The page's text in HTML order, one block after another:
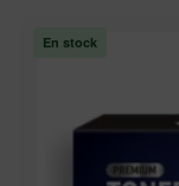
En stock